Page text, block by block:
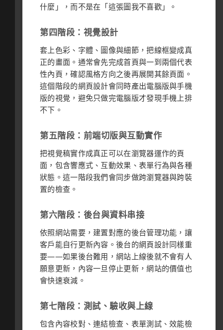
什麼」，而不是在「這張圖我不喜歡」。
第四階段：視覺設計
套上色彩、字體、圖像與細節，把線框變成真
正的畫面。通常會先完成首頁與一到兩個代表
性內頁，確認風格方向之後再展開其餘頁面。
這個階段的網頁設計會同時產出電腦版與手機
版的視覺，避免只做完電腦版才發現手機上排
不下。
第五階段：前端切版與互動實作
把視覺稿實作成真正可以在瀏覽器運作的頁
面，包含響應式、互動效果、表單行為與各種
狀態。這一階段我們會同步做跨瀏覽器與跨裝
置的檢查。
第六階段：後台與資料串接
依照網站需要，建置對應的後台管理功能，讓
客戶能自行更新內容。後台的網頁設計同樣重
要——如果後台難用，網站上線後就不會有人
願意更新，內容一旦停止更新，網站的價值也
會快速衰減。
第七階段：測試、驗收與上線
包含內容校對、連結檢查、表單測試、效能檢